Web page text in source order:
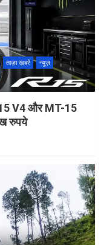
ताज़ा ख़बरें
न्यूज़
V4 और MT-15
रुपये